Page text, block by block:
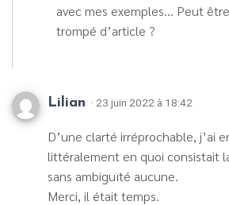
avec mes exemples… Peut
trompé d’article ?
Lilian · 23 juin 2022 à 18:42
D’une clarté irréprochable, j’ai
littéralement en quoi consistait
sans ambiguïté aucune.
Merci, il était temps.